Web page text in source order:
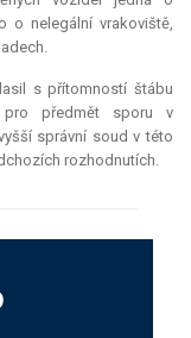
o nelegální vrakoviště,
s přítomností štábu
pro předmět sporu v
správní soud v této
rozhodnutích.